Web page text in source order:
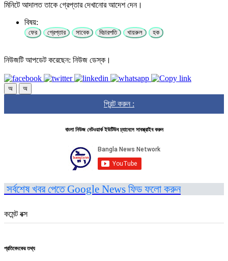
মিনিটে আদালত তাকে গ্রেপ্তার দেখানোর আদেশ দেন।
বিষয়:
ফের গ্রেপ্তার সাবেক বিচারপতি খায়রুল হক
নিউজটি আপডেট করেছেন: নিউজ ডেস্ক।
অ অ
প্রিন্ট করুন :
বাংলা নিউজ নেটওয়ার্ক ইউটিউব চ্যানেলে সাবস্ক্রাইব করুন
সর্বশেষ খবর পেতে Google News ফিড ফলো করুন
কমেন্ট বক্স
প্রতিবেদকের তথ্য